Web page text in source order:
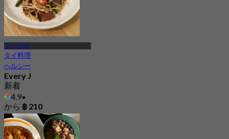
ラップラオ
タイ料理
ヘルシー
Every J
新着
4.9
から ฿ 210